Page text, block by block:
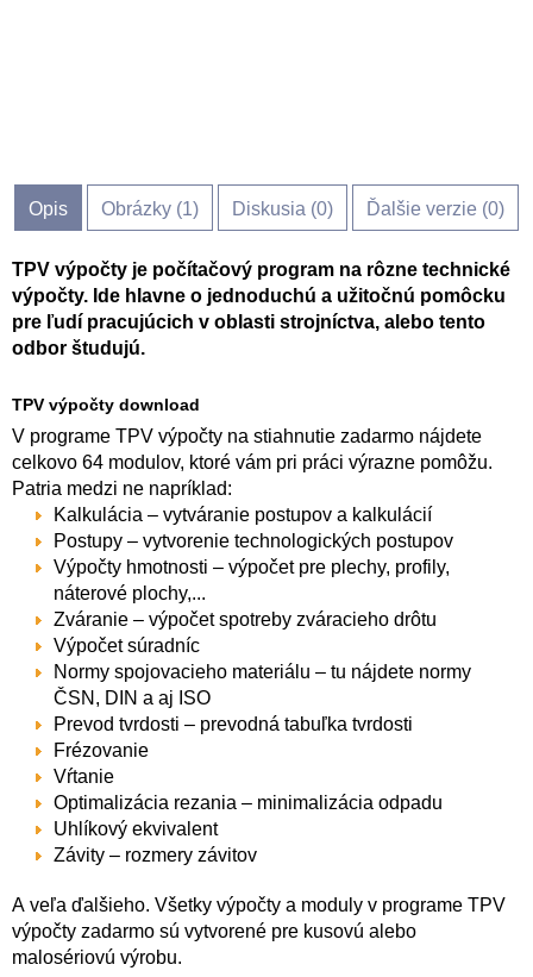
Opis Obrázky (1) Diskusia (0) Ďalšie verzie (0)
TPV výpočty je počítačový program na rôzne technické
výpočty. Ide hlavne o jednoduchú a užitočnú pomôcku
pre ľudí pracujúcich v oblasti strojníctva, alebo tento
odbor študujú.
TPV výpočty download
V programe TPV výpočty na stiahnutie zadarmo nájdete
celkovo 64 modulov, ktoré vám pri práci výrazne pomôžu.
Patria medzi ne napríklad:
Kalkulácia – vytváranie postupov a kalkulácií
Postupy – vytvorenie technologických postupov
Výpočty hmotnosti – výpočet pre plechy, profily,
náterové plochy,...
Zváranie – výpočet spotreby zváracieho drôtu
Výpočet súradníc
Normy spojovacieho materiálu – tu nájdete normy
ČSN, DIN a aj ISO
Prevod tvrdosti – prevodná tabuľka tvrdosti
Frézovanie
Vŕtanie
Optimalizácia rezania – minimalizácia odpadu
Uhlíkový ekvivalent
Závity – rozmery závitov
A veľa ďalšieho. Všetky výpočty a moduly v programe TPV
výpočty zadarmo sú vytvorené pre kusovú alebo
malosériovú výrobu.